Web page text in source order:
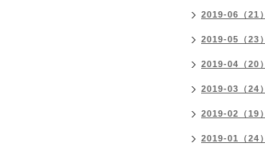
2019-06（21）
2019-05（23）
2019-04（20）
2019-03（24）
2019-02（19）
2019-01（24）